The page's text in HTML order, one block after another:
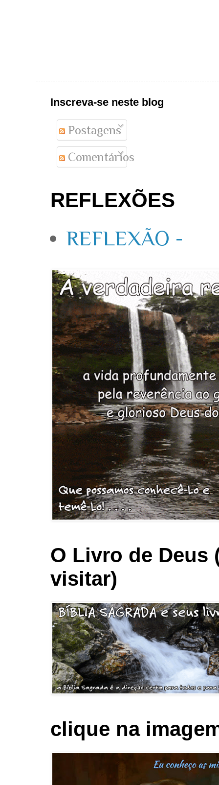
Inscreva-se neste blog
Postagens
Comentários
REFLEXÕES
REFLEXÃO -
O Livro de Deus
visitar)
clique na